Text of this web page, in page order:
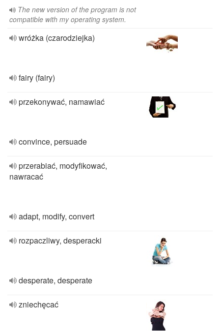
The new version of the program is not
compatible with my operating system.
wróżka (czarodziejka)
fairy (fairy)
przekonywać, namawiać
convince, persuade
przerabiać, modyfikować,
nawracać
adapt, modify, convert
rozpaczliwy, desperacki
desperate, desperate
zniechęcać